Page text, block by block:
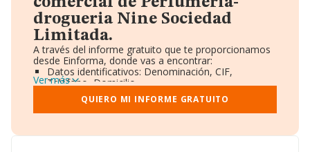
drogueria Nine Sociedad
Limitada.
A través del informe gratuito que te proporcionamos
desde Einforma, donde vas a encontrar:
Datos identificativos: Denominación, CIF,
Teléfono, Domicilio.
Informe Mercantil Completo (BORME).
Gráficos de Evolución Ventas y Empleados.
Consejo de Administración y Administradores.
Accionistas.
Ver más
QUIERO MI INFORME GRATUITO